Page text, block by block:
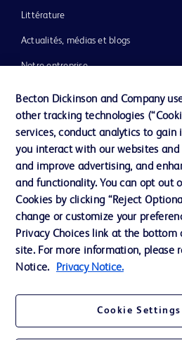
Littérature
Actualités, médias et blogs
Notre entreprise
Assistance
Nous contacter
Préférences en matière de cookies
Confidentialité
Conditions d’utilisation
Accessibilité du site Web
Becton Dickinson and Company
other tracking technologies
services, conduct analytics to gain
you interact with our websites and
and improve advertising, and
and functionality. You can opt out
Cookies by clicking “Reject
change or customize your
Privacy Choices link at the bottom
site. For more information, please
Notice.
Privacy Notice.
Cookie Settings